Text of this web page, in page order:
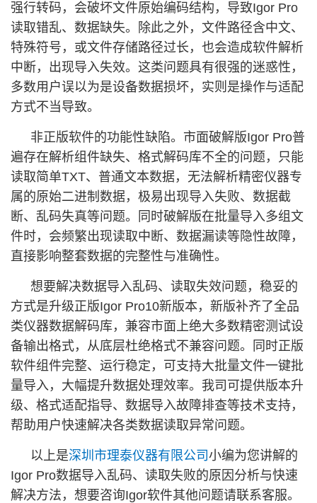
强行转码，会破坏文件原始编码结构，导致Igor Pro
读取错乱、数据缺失。除此之外，文件路径含中文、
特殊符号，或文件存储路径过长，也会造成软件解析
中断，出现导入失效。这类问题具有很强的迷惑性，
多数用户误以为是设备数据损坏，实则是操作与适配
方式不当导致。
非正版软件的功能性缺陷。市面破解版Igor Pro普
遍存在解析组件缺失、格式解码库不全的问题，只能
读取简单TXT、普通文本数据，无法解析精密仪器专
属的原始二进制数据，极易出现导入失败、数据截
断、乱码失真等问题。同时破解版在批量导入多组文
件时，会频繁出现读取中断、数据漏读等隐性故障，
直接影响整套数据的完整性与准确性。
想要解决数据导入乱码、读取失效问题，稳妥的
方式是升级正版Igor Pro10新版本，新版补齐了全品
类仪器数据解码库，兼容市面上绝大多数精密测试设
备输出格式，从底层杜绝格式不兼容问题。同时正版
软件组件完整、运行稳定，可支持大批量文件一键批
量导入，大幅提升数据处理效率。我司可提供版本升
级、格式适配指导、数据导入故障排查等技术支持，
帮助用户快速解决各类数据读取异常问题。
以上是深圳市理泰仪器有限公司 小编为您讲解的
Igor Pro数据导入乱码、读取失败的原因分析与快速
解决方法，想要咨询Igor软件其他问题请联系客服。